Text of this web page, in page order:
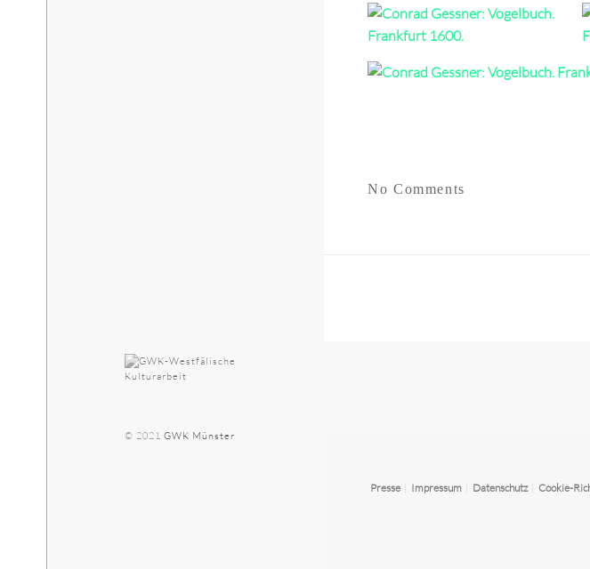
© 2021 GWK Münster
No Comments
Presse Impressum Datenschutz |Cookie-